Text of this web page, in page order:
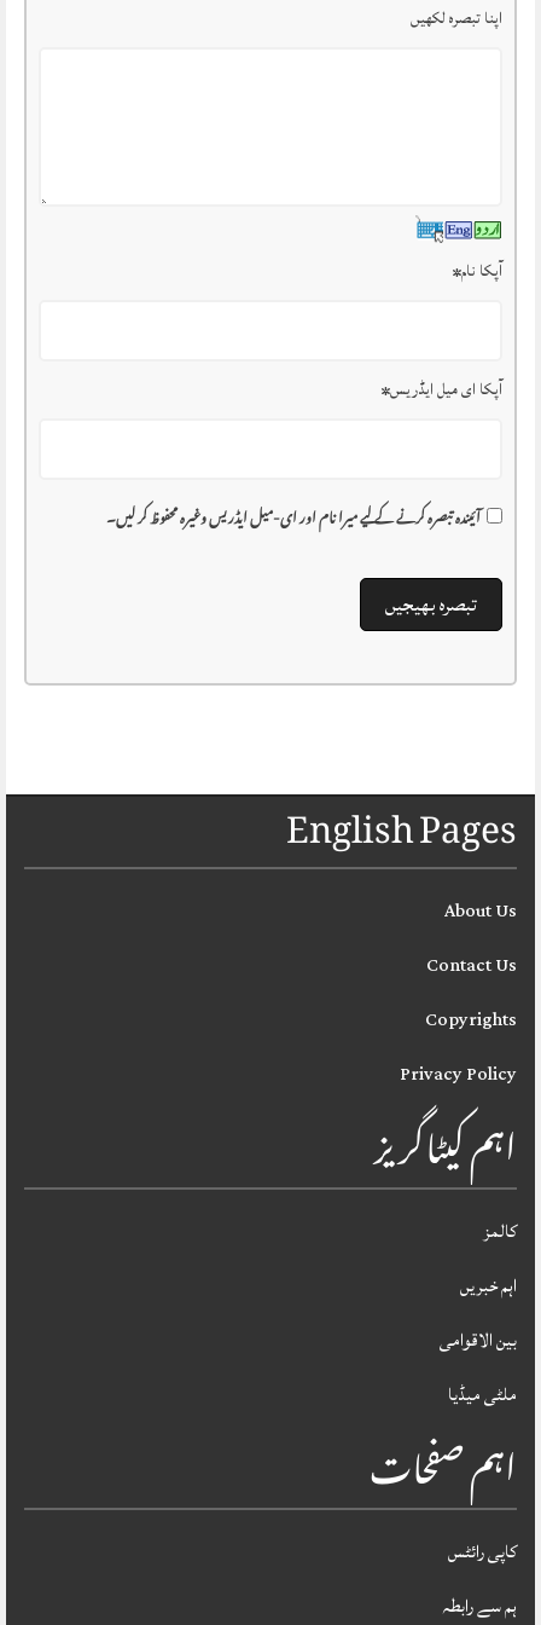
اپنا تبصرہ لکھیں
آپکا نام*
آپکا ای میل ایڈریس*
آئیندہ تبصرہ کرنے کے لیے میرا نام اور ای-میل ایڈریس وغیرہ محفوظ کر لیں۔
English Pages
About Us
Contact Us
Copyrights
Privacy Policy
اہم کیٹاگریز
کالمز
اہم خبریں
بین الاقوامی
ملٹی میڈیا
اہم صفحات
کاپی رائٹس
ہم سے رابطہ